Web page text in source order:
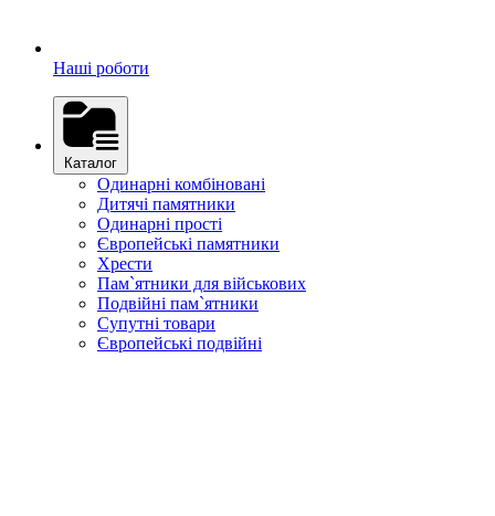
Наші роботи
Каталог
Одинарні комбіновані
Дитячі памятники
Одинарні прості
Європейські памятники
Хрести
Пам`ятники для військових
Подвійні пам`ятники
Супутні товари
Європейські подвійні